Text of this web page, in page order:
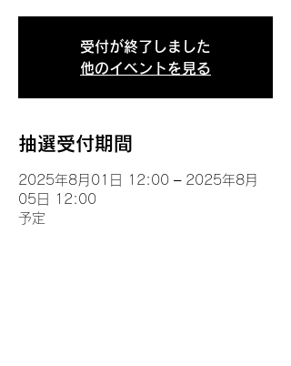
受付が終了しました
他のイベントを見る
抽選受付期間
2025年8月01日 12:00 – 2025年8月
05日 12:00
予定